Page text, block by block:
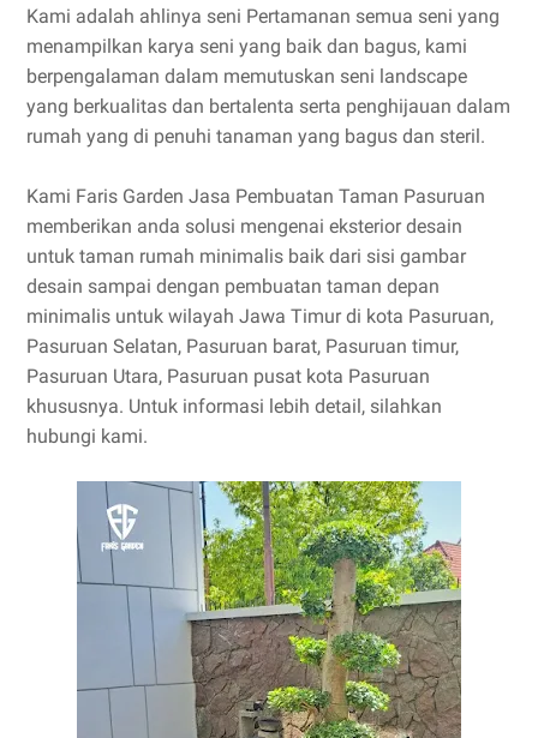
Kami adalah ahlinya seni Pertamanan semua seni yang
menampilkan karya seni yang baik dan bagus, kami
berpengalaman dalam memutuskan seni landscape
yang berkualitas dan bertalenta serta penghijauan dalam
rumah yang di penuhi tanaman yang bagus dan steril.
Kami Faris Garden Jasa Pembuatan Taman Pasuruan
memberikan anda solusi mengenai eksterior desain
untuk taman rumah minimalis baik dari sisi gambar
desain sampai dengan pembuatan taman depan
minimalis untuk wilayah Jawa Timur di kota Pasuruan,
Pasuruan Selatan, Pasuruan barat, Pasuruan timur,
Pasuruan Utara, Pasuruan pusat kota Pasuruan
khususnya. Untuk informasi lebih detail, silahkan
hubungi kami.